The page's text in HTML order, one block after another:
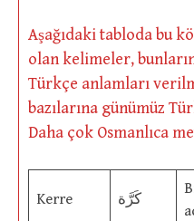
Aşağıdaki tabloda bu
olan kelimeler,
Türkçe anlamları
bazılarına günümüz
Daha çok Osmanlıca
Kerre كَرَّة